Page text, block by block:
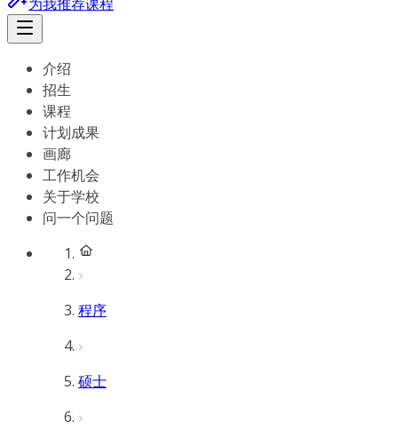
介绍
招生
课程
计划成果
画廊
工作机会
关于学校
问一个问题
程序
硕士